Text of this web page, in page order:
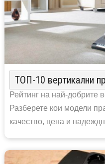
ТОП-10 вертикални
Рейтинг на най-добрите
Разберете кои модели
качество, цена и